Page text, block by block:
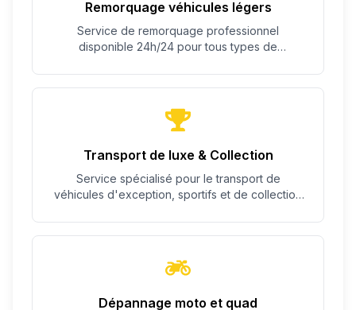
Remorquage véhicules légers
Service de remorquage professionnel
disponible 24h/24 pour tous types de
Transport de luxe & Collection
Service spécialisé pour le transport de
véhicules d'exception, sportifs et de collection
Dépannage moto et quad